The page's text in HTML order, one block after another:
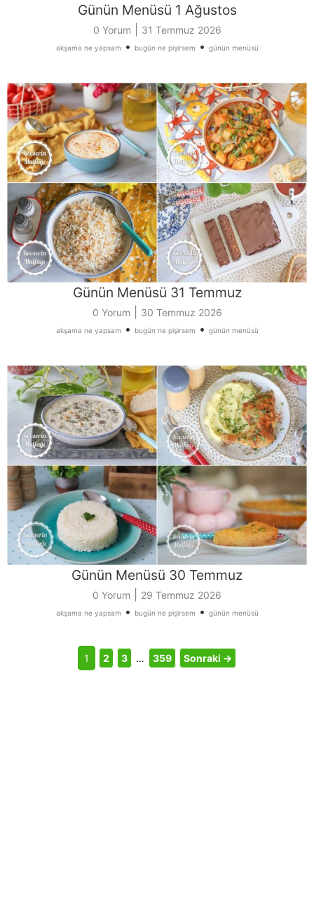
Günün Menüsü 1 Ağustos
0 Yorum 31 Temmuz 2026
akşama ne yapsam • bugün ne pişirsem • günün menüsü
Günün Menüsü 31 Temmuz
0 Yorum 30 Temmuz 2026
akşama ne yapsam • bugün ne pişirsem • günün menüsü
Günün Menüsü 30 Temmuz
0 Yorum 29 Temmuz 2026
akşama ne yapsam • bugün ne pişirsem • günün menüsü
1 2 3 … 359 Sonraki →